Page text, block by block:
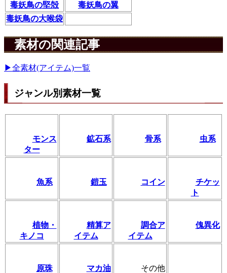
毒妖鳥の堅殻
毒妖鳥の翼
毒妖鳥の大喉袋
素材の関連記事
▶全素材(アイテム)一覧
ジャンル別素材一覧
モンス
ター
鉱石系 骨系 虫系
魚系 鎧玉 コイン
チケッ
ト
植物・
キノコ
精算ア
イテム
調合ア
イテム
傀異化
原珠 マカ油 その他